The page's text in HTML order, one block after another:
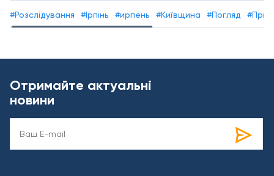
#Розслідування #Ірпінь #ирпень #Київщина #Погляд
Отримайте актуальні
новини